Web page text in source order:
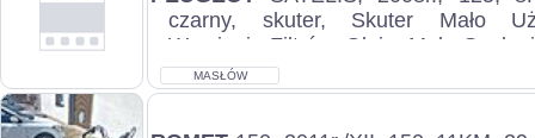
czarny, skuter, Skuter Mało
Wymianie Filtrów, Oleju, Małe
S...MASŁÓW
PIERWSZY